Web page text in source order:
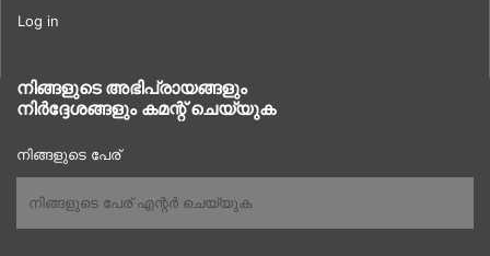
Log in
നിങ്ങളുടെ അഭിപ്രായങ്ങളും
നിർദ്ദേശങ്ങളും കമന്റ് ചെയ്യുക
നിങ്ങളുടെ പേര്